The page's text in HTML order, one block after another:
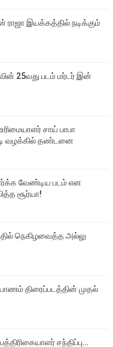
இயக்கத்தில் நடிக்கும்
25வது படம் மர்டர் இன்
சாய் பாபா
வழக்கில் தண்டனை
வேண்டிய படம் என
சூர்யா!
நெகிழவைத்த அல்லு
திரைப்படத்தின் முதல்
சந்திப்பு…